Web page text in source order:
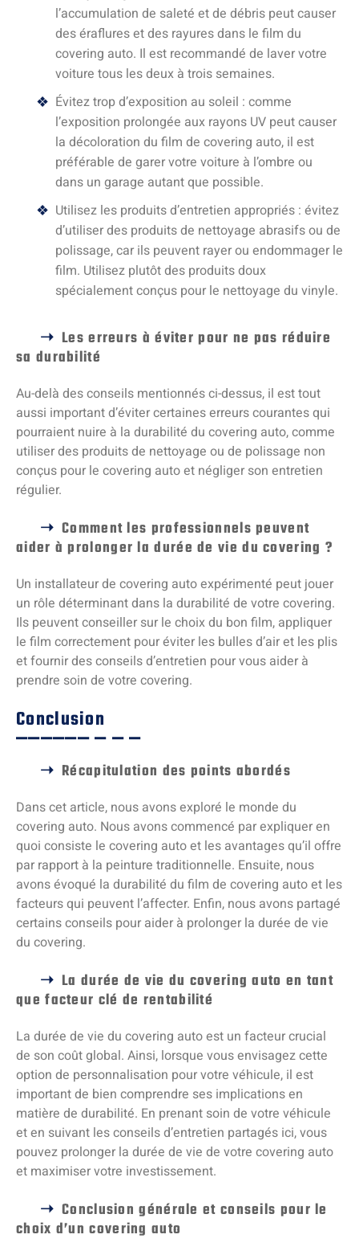
l’accumulation de saleté et de débris peut causer
des éraflures et des rayures dans le film du
covering auto. Il est recommandé de laver votre
voiture tous les deux à trois semaines.
Évitez trop d’exposition au soleil : comme
l’exposition prolongée aux rayons UV peut causer
la décoloration du film de covering auto, il est
préférable de garer votre voiture à l’ombre ou
dans un garage autant que possible.
Utilisez les produits d’entretien appropriés : évitez
d’utiliser des produits de nettoyage abrasifs ou de
polissage, car ils peuvent rayer ou endommager le
film. Utilisez plutôt des produits doux
spécialement conçus pour le nettoyage du vinyle.
Les erreurs à éviter pour ne pas réduire
sa durabilité
Au-delà des conseils mentionnés ci-dessus, il est tout
aussi important d’éviter certaines erreurs courantes qui
pourraient nuire à la durabilité du covering auto, comme
utiliser des produits de nettoyage ou de polissage non
conçus pour le covering auto et négliger son entretien
régulier.
Comment les professionnels peuvent
aider à prolonger la durée de vie du covering ?
Un installateur de covering auto expérimenté peut jouer
un rôle déterminant dans la durabilité de votre covering.
Ils peuvent conseiller sur le choix du bon film, appliquer
le film correctement pour éviter les bulles d’air et les plis
et fournir des conseils d’entretien pour vous aider à
prendre soin de votre covering.
Conclusion
Récapitulation des points abordés
Dans cet article, nous avons exploré le monde du
covering auto. Nous avons commencé par expliquer en
quoi consiste le covering auto et les avantages qu’il offre
par rapport à la peinture traditionnelle. Ensuite, nous
avons évoqué la durabilité du film de covering auto et les
facteurs qui peuvent l’affecter. Enfin, nous avons partagé
certains conseils pour aider à prolonger la durée de vie
du covering.
La durée de vie du covering auto en tant
que facteur clé de rentabilité
La durée de vie du covering auto est un facteur crucial
de son coût global. Ainsi, lorsque vous envisagez cette
option de personnalisation pour votre véhicule, il est
important de bien comprendre ses implications en
matière de durabilité. En prenant soin de votre véhicule
et en suivant les conseils d’entretien partagés ici, vous
pouvez prolonger la durée de vie de votre covering auto
et maximiser votre investissement.
Conclusion générale et conseils pour le
choix d’un covering auto